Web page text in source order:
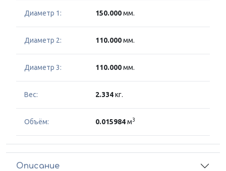
Диаметр 1: 150.000мм.
Диаметр 2: 110.000мм.
Диаметр 3: 110.000мм.
Вес: 2.334кг.
Объём: 0.015984м3
Описание